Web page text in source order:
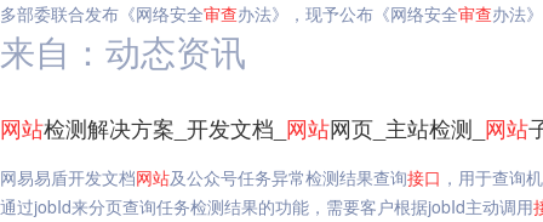
多部委联合发布《网络安全审查办法》，现予公布《网络安全审查办法
来自：动态资讯
网站检测解决方案_开发文档_ 网站网页_主站检测_ 网站
网易易盾开发文档网站及公众号任务异常检测结果查询接口 ，用于查询
通过jobId来分页查询任务检测结果的功能，需要客户根据jobId主动调用